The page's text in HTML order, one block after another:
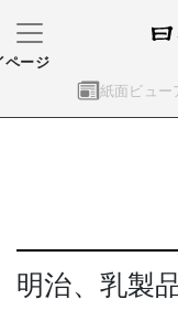
紙面ビュー
ページ
明治、乳製